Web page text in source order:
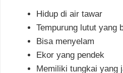
Hidup di air tawar
Tempurung lutut yang
Bisa menyelam
Ekor yang pendek
Memiliki tungkai yang